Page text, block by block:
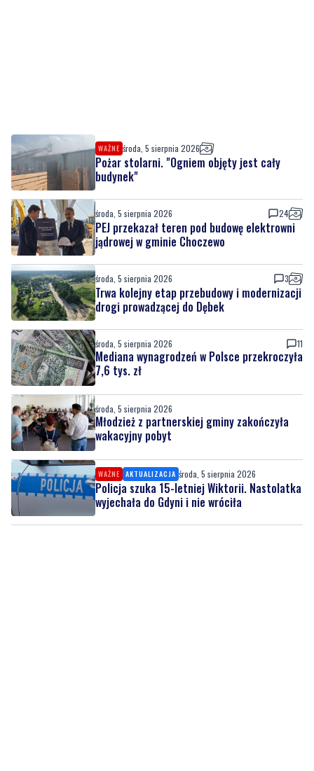
WAŻNE środa, 5 sierpnia 2026
Pożar stolarni. "Ogniem objęty jest cały
budynek"
środa, 5 sierpnia 2026 24
PEJ przekazał teren pod budowę elektrowni
jądrowej w gminie Choczewo
środa, 5 sierpnia 2026 3
Trwa kolejny etap przebudowy i modernizacji
drogi prowadzącej do Dębek
środa, 5 sierpnia 2026 11
Mediana wynagrodzeń w Polsce przekroczyła
7,6 tys. zł
środa, 5 sierpnia 2026
Młodzież z partnerskiej gminy zakończyła
wakacyjny pobyt
WAŻNE AKTUALIZACJA środa, 5 sierpnia 2026
Policja szuka 15-letniej Wiktorii. Nastolatka
wyjechała do Gdyni i nie wróciła